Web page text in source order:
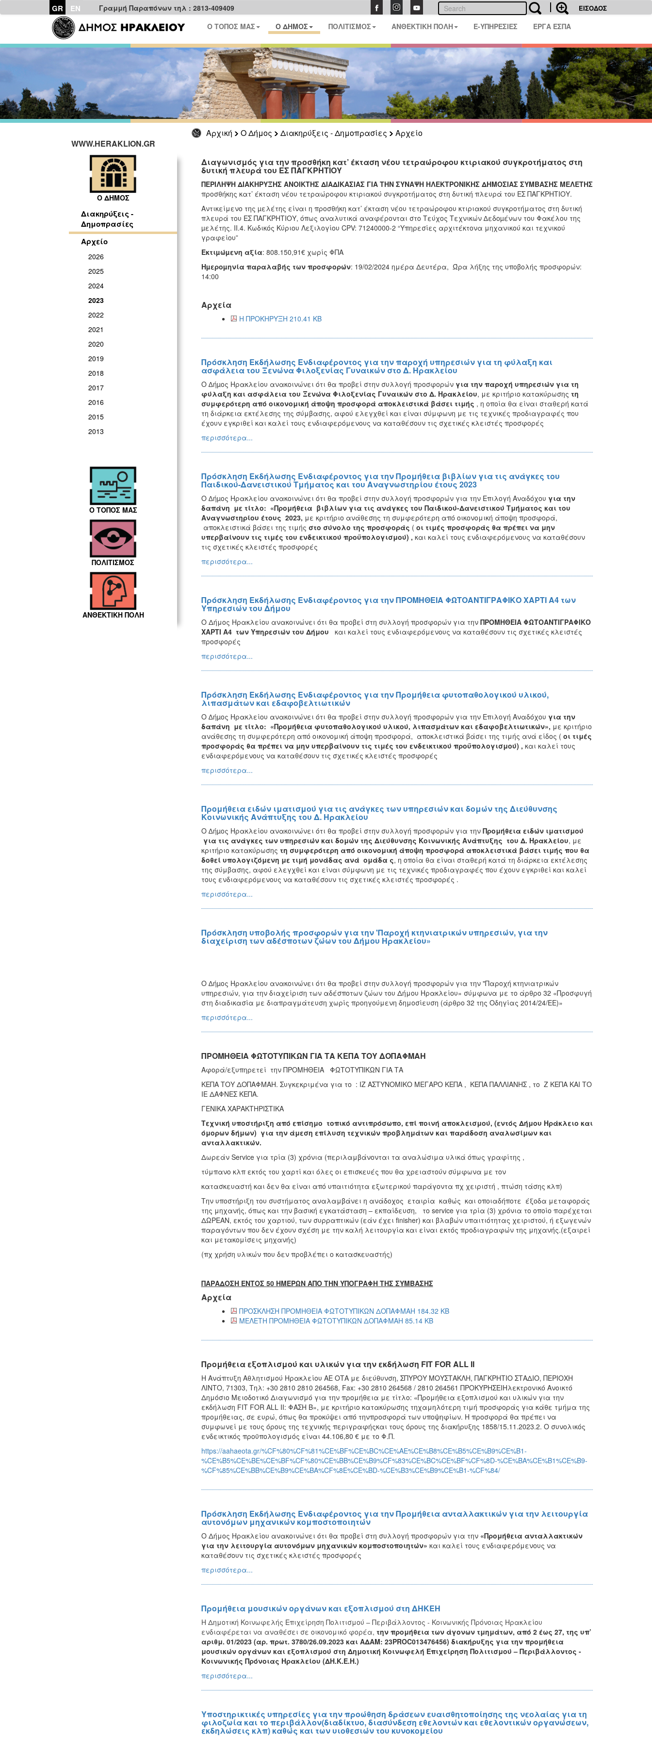
GR EN Γραμμή Παραπόνων τηλ : 2813-409409 ΕΙΣΟΔΟΣ
Ο ΤΟΠΟΣ ΜΑΣ Ο ΔΗΜΟΣ ΠΟΛΙΤΙΣΜΟΣ ΑΝΘΕΚΤΙΚΗ ΠΟΛΗ E-ΥΠΗΡΕΣΙΕΣ ΕΡΓΑ ΕΣΠΑ
Αρχική Ο Δήμος Διακηρύξεις - Δημοπρασίες
Αρχείο
WWW.HERAKLION.GR
Ο ΔΗΜΟΣ
Διακηρύξεις -
Δημοπρασίες
Αρχείο
2026
2025
2024
2023
2022
2021
2020
2019
2018
2017
2016
2015
2013
Ο ΤΟΠΟΣ ΜΑΣ
ΠΟΛΙΤΙΣΜΟΣ
ΑΝΘΕΚΤΙΚΗ ΠΟΛΗ
Διαγωνισμός για την προσθήκη κατ’ έκταση νέου τετραώροφου κτιριακού συγκροτήματος στη
δυτική πλευρά του ΕΣ ΠΑΓΚΡΗΤΙΟΥ
ΠΕΡΙΛΗΨΗ ΔΙΑΚΗΡΥΞΗΣ ΑΝΟΙΚΤΗΣ ΔΙΑΔΙΚΑΣΙΑΣ ΓΙΑ ΤΗΝ ΣΥΝΑΨΗ ΗΛΕΚΤΡΟΝΙΚΗΣ ΔΗΜΟΣΙΑΣ ΣΥΜΒΑΣΗΣ ΜΕΛΕΤΗΣ
προσθήκης κατ’ έκταση νέου τετραώροφου κτιριακού συγκροτήματος στη δυτική πλευρά του ΕΣ ΠΑΓΚΡΗΤΙΟΥ.
Αντικείμενο της µελέτης είναι η προσθήκη κατ’ έκταση νέου τετραώροφου κτιριακού συγκροτήματος στη δυτική
πλευρά του ΕΣ ΠΑΓΚΡΗΤΙΟΥ, όπως αναλυτικά αναφέρονται στο Τεύχος Τεχνικών ∆εδοµένων του Φακέλου της
µελέτης. ΙΙ.4. Κωδικός Κύριου Λεξιλογίου CPV: 71240000-2 “Υπηρεσίες αρχιτέκτονα μηχανικού και τεχνικού
γραφείου”
Εκτιµώµενη αξία: 808.150,91€ χωρίς ΦΠΑ
Ηµεροµηνία παραλαβής των προσφορών: 19/02/2024 ημέρα Δευτέρα, Ώρα λήξης της υποβολής προσφορών:
14:00
Αρχεία
Η ΠΡΟΚΗΡΥΞΗ 210.41 KB
Πρόσκληση Εκδήλωσης Ενδιαφέροντος για την παροχή υπηρεσιών για τη φύλαξη και
ασφάλεια του Ξενώνα Φιλοξενίας Γυναικών στο Δ. Ηρακλείου
Ο ∆ήµος Ηρακλείου ανακοινώνει ότι θα προβεί στην συλλογή προσφορών για την παροχή υπηρεσιών για τη
φύλαξη και ασφάλεια του Ξενώνα Φιλοξενίας Γυναικών στο Δ. Ηρακλείου, με κριτήριο κατακύρωσης τη
συμφερότερη από οικονομική άποψη προσφορά αποκλειστικά βάσει τιμής , η οποία θα είναι σταθερή κατά
τη διάρκεια εκτέλεσης της σύμβασης, αφού ελεγχθεί και είναι σύμφωνη με τις τεχνικές προδιαγραφές που
έχουν εγκριθεί και καλεί τους ενδιαφερόμενους να καταθέσουν τις σχετικές κλειστές προσφορές
περισσότερα...
Πρόσκληση Εκδήλωσης Ενδιαφέροντος για την Προμήθεια βιβλίων για τις ανάγκες του
Παιδικού-Δανειστικού Τμήματος και του Αναγνωστηρίου έτους 2023
Ο ∆ήµος Ηρακλείου ανακοινώνει ότι θα προβεί στην συλλογή προσφορών για την Επιλογή Αναδόχου για την
δαπάνη με τίτλο: «Προμήθεια βιβλίων για τις ανάγκες του Παιδικού-Δανειστικού Τμήματος και του
Αναγνωστηρίου έτους 2023, με κριτήριο ανάθεσης τη συμφερότερη από οικονομική άποψη προσφορά,
αποκλειστικά βάσει της τιμής στο σύνολο της προσφοράς ( οι τιμές προσφοράς θα πρέπει να μην
υπερβαίνουν τις τιμές του ενδεικτικού προϋπολογισμού) , και καλεί τους ενδιαφερόμενους να καταθέσουν
τις σχετικές κλειστές προσφορές
περισσότερα...
Πρόσκληση Εκδήλωσης Ενδιαφέροντος για την ΠΡΟΜΗΘΕΙΑ ΦΩΤΟΑΝΤΙΓΡΑΦΙΚΟ ΧΑΡΤΙ Α4 των
Υπηρεσιών του Δήμου
Ο Δήμος Ηρακλείου ανακοινώνει ότι θα προβεί στη συλλογή προσφορών για την ΠΡΟΜΗΘΕΙΑ ΦΩΤΟΑΝΤΙΓΡΑΦΙΚΟ
ΧΑΡΤΙ Α4 των Υπηρεσιών του Δήμου
και καλεί τους ενδιαφερόμενους να καταθέσουν τις σχετικές κλειστές
προσφορές
περισσότερα...
Πρόσκληση Εκδήλωσης Ενδιαφέροντος για την Προμήθεια φυτοπαθολογικού υλικού,
λιπασμάτων και εδαφοβελτιωτικών
Ο ∆ήµος Ηρακλείου ανακοινώνει ότι θα προβεί στην συλλογή προσφορών για την Επιλογή Αναδόχου για την
δαπάνη με τίτλο: «Προμήθεια φυτοπαθολογικού υλικού, λιπασμάτων και εδαφοβελτιωτικών», με κριτήριο
ανάθεσης τη συμφερότερη από οικονομική άποψη προσφορά, αποκλειστικά βάσει της τιμής ανά είδος ( οι τιμές
προσφοράς θα πρέπει να μην υπερβαίνουν τις τιμές του ενδεικτικού προϋπολογισμού) , και καλεί τους
ενδιαφερόμενους να καταθέσουν τις σχετικές κλειστές προσφορές
περισσότερα...
Προμήθεια ειδών ιματισμού για τις ανάγκες των υπηρεσιών και δομών της Διεύθυνσης
Κοινωνικής Ανάπτυξης του Δ. Ηρακλείου
Ο ∆ήµος Ηρακλείου ανακοινώνει ότι θα προβεί στην συλλογή προσφορών για την Προμήθεια ειδών ιματισμού
για τις ανάγκες των υπηρεσιών και δομών της Διεύθυνσης Κοινωνικής Ανάπτυξης του Δ. Ηρακλείου, με
κριτήριο κατακύρωσης τη συμφερότερη από οικονομική άποψη προσφορά αποκλειστικά βάσει τιμής που θα
δοθεί υπολογιζόμενη με τιμή μονάδας ανά ομάδα ς, η οποία θα είναι σταθερή κατά τη διάρκεια εκτέλεσης
της σύμβασης, αφού ελεγχθεί και είναι σύμφωνη με τις τεχνικές προδιαγραφές που έχουν εγκριθεί και καλεί
τους ενδιαφερόμενους να καταθέσουν τις σχετικές κλειστές προσφορές .
περισσότερα...
Πρόσκληση υποβολής προσφορών για την 'Παροχή κτηνιατρικών υπηρεσιών, για την
διαχείριση των αδέσποτων ζώων του Δήμου Ηρακλείου»
Ο ∆ήµος Ηρακλείου ανακοινώνει ότι θα προβεί στην συλλογή προσφορών για την "Παροχή κτηνιατρικών
υπηρεσιών, για την διαχείριση των αδέσποτων ζώων του Δήμου Ηρακλείου» σύμφωνα με το άρθρο 32 «Προσφυγή
στη διαδικασία με διαπραγμάτευση χωρίς προηγούμενη δημοσίευση (άρθρο 32 της Οδηγίας 2014/24/ΕΕ)»
περισσότερα...
ΠΡΟΜΗΘΕΙΑ ΦΩΤΟΤΥΠΙΚΩΝ ΓΙΑ ΤΑ ΚΕΠΑ ΤΟΥ ΔΟΠΑΦΜΑΗ
Aφορά/εξυπηρετεί την ΠΡΟΜΗΘΕΙΑ ΦΩΤΟΤΥΠΙΚΩΝ ΓΙΑ ΤΑ
ΚΕΠΑ ΤΟΥ ΔΟΠΑΦΜΑΗ. Συγκεκριμένα για το : ΙΖ ΑΣΤΥΝΟΜΙΚΟ ΜΕΓΑΡΟ ΚΕΠΑ , ΚΕΠΑ ΠΑΛΛΙΑΝΗΣ , το Ζ ΚΕΠΑ ΚΑΙ ΤΟ
ΙΕ ΔΑΦΝΕΣ ΚΕΠΑ.
ΓΕΝΙΚΑ ΧΑΡΑΚΤΗΡΙΣΤΙΚΑ
Τεχνική υποστήριξη από επίσημο τοπικό αντιπρόσωπο, επί ποινή αποκλεισμού, (εντός Δήμου Ηράκλειο και
όμορων δήμων) για την άμεση επίλυση τεχνικών προβλημάτων και παράδοση αναλωσίμων και
ανταλλακτικών.
Δωρεάν Service για τρία (3) χρόνια (περιλαμβάνονται τα αναλώσιμα υλικά όπως γραφίτης ,
τύμπανο κλπ εκτός του χαρτί και όλες οι επισκευές που θα χρειαστούν σύμφωνα με τον
κατασκευαστή και δεν θα είναι από υπαιτιότητα εξωτερικού παράγοντα πχ χειριστή , πτώση τάσης κλπ)
Την υποστήριξη του συστήματος αναλαμβάνει η ανάδοχος εταιρία καθώς και οποιαδήποτε έξοδα μεταφοράς
της μηχανής, όπως και την βασική εγκατάσταση – εκπαίδευση, το service για τρία (3) χρόνια το οποίο παρέχεται
ΔΩΡΕΑΝ, εκτός του χαρτιού, των συρραπτικών (εάν έχει finisher) και βλαβών υπαιτιότητας χειριστού, ή εξωγενών
παραγόντων που δεν έχουν σχέση με την καλή λειτουργία και είναι εκτός προδιαγραφών της μηχανής.(εξαιρεί
και μετακομίσεις μηχανής)
(πχ χρήση υλικών που δεν προβλέπει ο κατασκευαστής)
ΠΑΡΑΔΟΣΗ ΕΝΤΟΣ 50 ΗΜΕΡΩΝ ΑΠΟ ΤΗΝ ΥΠΟΓΡΑΦΗ ΤΗΣ ΣΥΜΒΑΣΗΣ
Αρχεία
ΠΡΟΣΚΛΗΣΗ ΠΡΟΜΗΘΕΙΑ ΦΩΤΟΤΥΠΙΚΩΝ ΔΟΠΑΦΜΑΗ 184.32 KB
ΜΕΛΕΤΗ ΠΡΟΜΗΘΕΙΑ ΦΩΤΟΤΥΠΙΚΩΝ ΔΟΠΑΦΜΑΗ 85.14 KB
Προμήθεια εξοπλισμού και υλικών για την εκδήλωση FIT FOR ALL II
Η Ανάπτυξη Αθλητισμού Ηρακλείου ΑΕ ΟΤΑ με διεύθυνση, ΣΠΥΡΟΥ ΜΟΥΣΤΑΚΛΗ, ΠΑΓΚΡΗΤΙΟ ΣΤΑΔΙΟ, ΠΕΡΙΟΧΗ
ΛΙΝΤΟ, 71303, Τηλ: +30 2810 2810 264568, Fax: +30 2810 264568 / 2810 264561 ΠΡΟΚΥΡΗΣΕΙΗλεκτρονικό Ανοικτό
Δημόσιο Μειοδοτικό Διαγωνισμό για την προμήθεια με τίτλο: «Προμήθεια εξοπλισμού και υλικών για την
εκδήλωση FIT FOR ALL II: ΦΑΣΗ Β», με κριτήριο κατακύρωσης τηχαμηλότερη τιμή προσφοράς για κάθε τμήμα της
προμήθειας, σε ευρώ, όπως θα προκύψει από τηνπροσφορά των υποψηφίων. Η προσφορά θα πρέπει να
συμφωνεί με τους όρους της τεχνικής περιγραφήςκαι τους όρους της διακήρυξης 1858/15.11.2023.2. Ο συνολικός
ενδεικτικός προϋπολογισμός είναι 44.106,80 € με το Φ.Π.
https://aahaeota.gr/%CF%80%CF%81%CE%BF%CE%BC%CE%AE%CE%B8%CE%B5%CE%B9%CE%B1-
%CE%B5%CE%BE%CE%BF%CF%80%CE%BB%CE%B9%CF%83%CE%BC%CE%BF%CF%8D-%CE%BA%CE%B1%CE%B9-
%CF%85%CE%BB%CE%B9%CE%BA%CF%8E%CE%BD-%CE%B3%CE%B9%CE%B1-%CF%84/
Πρόσκληση Εκδήλωσης Ενδιαφέροντος για την Προμήθεια ανταλλακτικών για την λειτουργία
αυτονόμων μηχανικών κομποστοποιητών
Ο Δήμος Ηρακλείου ανακοινώνει ότι θα προβεί στη συλλογή προσφορών για την «Προμήθεια ανταλλακτικών
για την λειτουργία αυτονόμων μηχανικών κομποστοποιητών» και καλεί τους ενδιαφερόμενους να
καταθέσουν τις σχετικές κλειστές προσφορές
περισσότερα...
Προμήθεια μουσικών οργάνων και εξοπλισμού στη ΔΗΚΕΗ
H Δημοτική Κοινωφελής Επιχείρηση Πολιτισμού – Περιβάλλοντος - Κοινωνικής Πρόνοιας Ηρακλείου
ενδιαφέρεται να αναθέσει σε οικονομικό φορέα, την προμήθεια των άγονων τμημάτων, από 2 έως 27, της υπ’
αριθμ. 01/2023 (αρ. πρωτ. 3780/26.09.2023 και ΑΔΑΜ: 23PROC013476456) διακήρυξης για την προμήθεια
μουσικών οργάνων και εξοπλισμού στη Δημοτική Κοινωφελή Επιχείρηση Πολιτισμού – Περιβάλλοντος -
Κοινωνικής Πρόνοιας Ηρακλείου (ΔΗ.Κ.Ε.Η.)
περισσότερα...
Υποστηρικτικές υπηρεσίες για την προώθηση δράσεων ευαισθητοποίησης της νεολαίας για τη
φιλοζωία και το περιβάλλον(διαδίκτυο, διασύνδεση εθελοντών και εθελοντικών οργανώσεων,
εκδηλώσεις κλπ) καθώς και των υιοθεσιών του κυνοκομείου